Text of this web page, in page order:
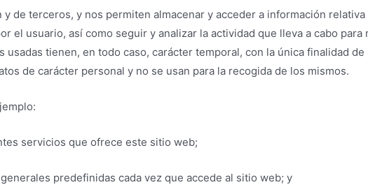
de terceros, y nos permiten almacenar y acceder a información
el usuario, así como seguir y analizar la actividad que lleva a cabo
tienen, en todo caso, carácter temporal, con la única finalidad
de carácter personal y no se usan para la recogida de los mismos.
servicios que ofrece este sitio web;
predefinidas cada vez que accede al sitio web; y